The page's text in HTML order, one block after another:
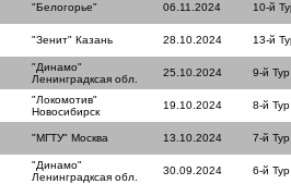
"Белогорье" 06.11.2024 10-й
"Зенит" Казань 28.10.2024 13-й
"Динамо"
Ленинградксая обл.
25.10.2024 9-й Тур
"Локомотив"
Новосибирск
19.10.2024 8-й Тур
"МГТУ" Москва 13.10.2024 7-й Тур
"Динамо"
Ленинградксая обл.
30.09.2024 6-й Тур